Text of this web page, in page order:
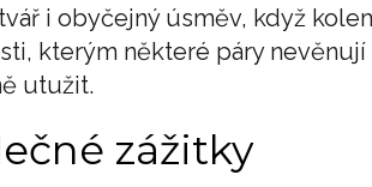
i obyčejný úsměv, když
kterým některé páry
utužit.
zážitky